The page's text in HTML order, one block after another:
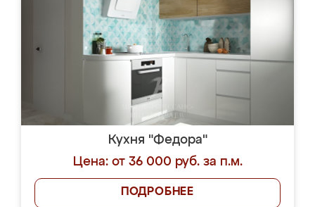
Кухня "Федора"
Цена: от 36 000 руб. за п.м.
ПОДРОБНЕЕ